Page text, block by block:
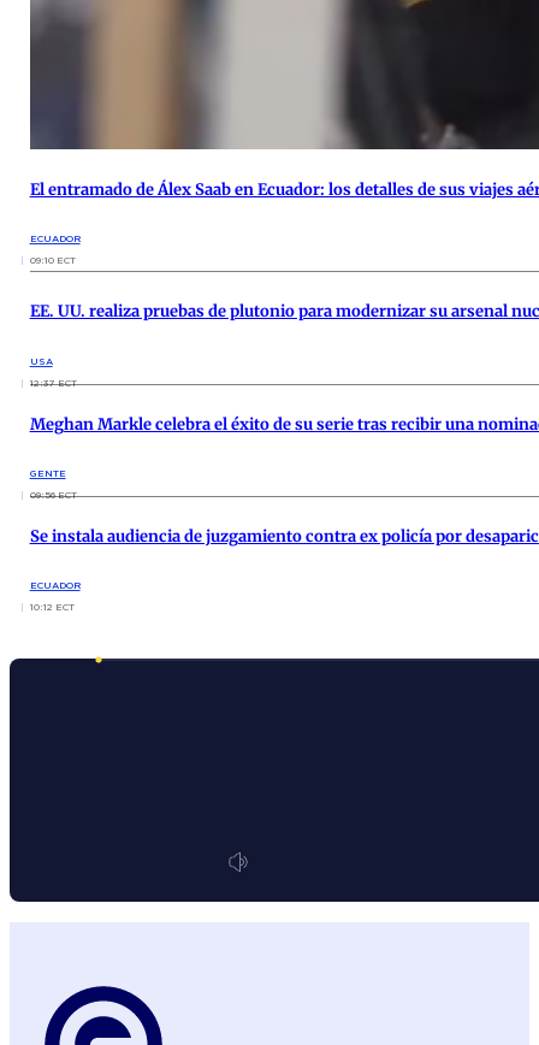
El entramado de Álex Saab en Ecuador: los detalles de sus viajes
ECUADOR
09:10 ECT
EE. UU. realiza pruebas de plutonio para modernizar su arsenal
USA
12:37 ECT
Meghan Markle celebra el éxito de su serie tras recibir una
GENTE
09:56 ECT
Se instala audiencia de juzgamiento contra ex policía por
ECUADOR
10:12 ECT